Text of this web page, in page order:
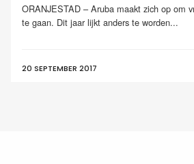
ORANJESTAD – Aruba maakt zich op om
te gaan. Dit jaar lijkt anders te worden...
20 SEPTEMBER 2017